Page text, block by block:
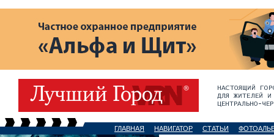
ГЛАВНАЯ НАВИГАТОР СТАТЬИ